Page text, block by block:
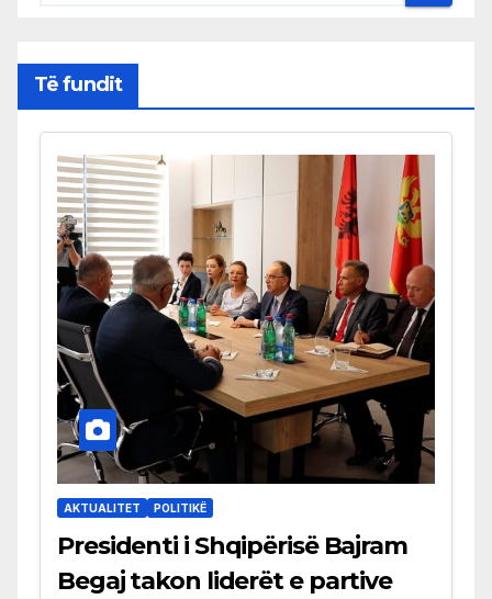
Të fundit
AKTUALITET POLITIKË
Presidenti i Shqipërisë Bajram
Begaj takon liderët e partive